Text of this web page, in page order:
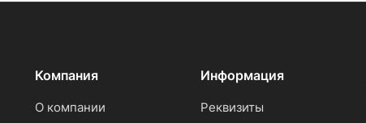
Компания
О компании
Информация
Реквизиты